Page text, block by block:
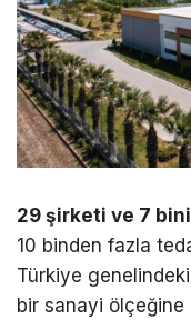
29 şirketi ve 7 bini
10 binden fazla
Türkiye genelindeki
bir sanayi ölçeğine